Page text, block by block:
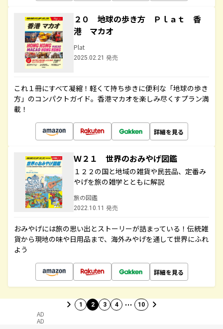
２０ 地球の歩き方 Ｐｌａｔ 香
港 マカオ
Plat
2025.02.21 発売
これ１冊にすべて凝縮！軽くて持ち歩きに便利な「地球の歩き
方」のコンパクトガイド。香港マカオを楽しみ尽くすプラン満
載！
詳細を見る
Ｗ２１ 世界のおみやげ図鑑
１２２の国と地域の雑貨や民芸品、定番み
やげを旅の雑学とともに解説
旅の図鑑
2022.10.11 発売
おみやげには旅の思い出とストーリーが詰まっている！伝統雑
貨から現地の味や日用品まで、海外みやげを通して世界にふれ
よう
詳細を見る
1 2 3 4 … 10
AD
AD